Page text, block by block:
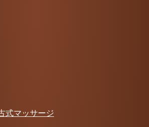
式マッサージ